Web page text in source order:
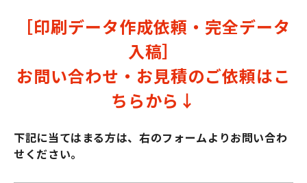
［印刷データ作成依頼・完全データ
入稿］
お問い合わせ・お見積のご依頼はこ
ちらから↓
下記に当てはまる方は、右のフォームよりお問い合わ
せください。